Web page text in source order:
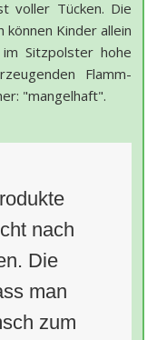
voller Tücken. Die
Kinder allein
Sitz­polster hohe
Flamm­
"mangelhaft".
nach
Die
man
zum